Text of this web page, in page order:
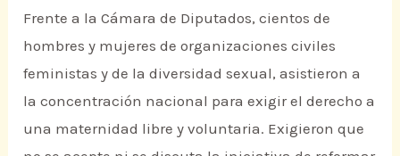
Frente a la Cámara de Diputados, cientos de
hombres y mujeres de organizaciones civiles
feministas y de la diversidad sexual, asistieron a
la concentración nacional para exigir el derecho a
una maternidad libre y voluntaria. Exigieron que